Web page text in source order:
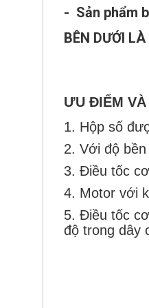
- Sản phẩm
BÊN DƯỚI
ƯU ĐIỂM VÀ
1. Hộp số
2. Với độ
3. Điều tốc
4. Motor với
5. Điều tốc cơ
độ trong dây